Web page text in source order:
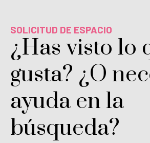
SOLICITUD DE ESPACIO
¿Has visto lo
gusta? ¿O
ayuda en la
búsqueda?